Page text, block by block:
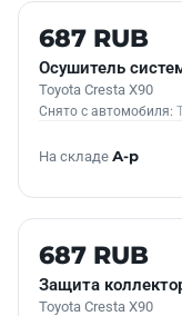
Б/У В НАЛИЧИИ
687 RUB
Осушитель
Toyota Cresta X90
Снято с автомобиля:
На складе А-р
Б/У В НАЛИЧИИ
687 RUB
Защита
Toyota Cresta X90